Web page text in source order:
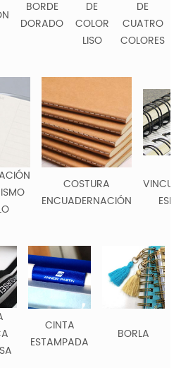
BORDE
DORADO
DE
COLOR
LISO
DE
CUATRO
COLORES
COSTURA
ENCUADERNACIÓN
CINTA
ESTAMPADA
BORLA